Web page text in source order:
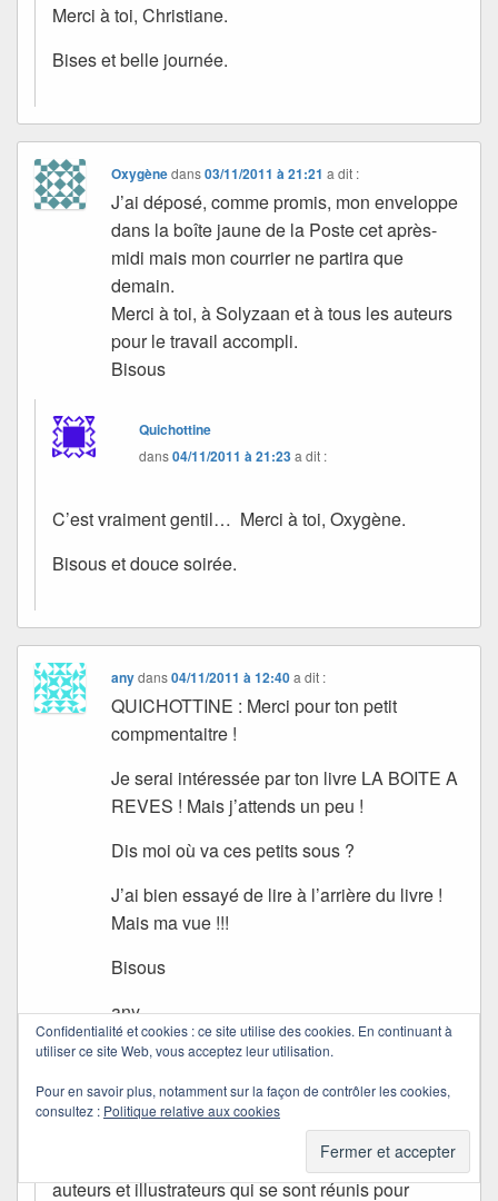
Merci à toi, Christiane.
Bises et belle journée.
Oxygènedans03/11/2011 à 21:21 a dit :
J’ai déposé, comme promis, mon enveloppe
dans la boîte jaune de la Poste cet après-
midi mais mon courrier ne partira que
demain.
Merci à toi, à Solyzaan et à tous les auteurs
pour le travail accompli.
Bisous
Quichottine
dans04/11/2011 à 21:23a dit :
C’est vraiment gentil… Merci à toi, Oxygène.
Bisous et douce soirée.
anydans04/11/2011 à 12:40 a dit :
QUICHOTTINE : Merci pour ton petit
compmentaitre !
Je serai intéressée par ton livre LA BOITE A
REVES ! Mais j’attends un peu !
Dis moi où va ces petits sous ?
J’ai bien essayé de lire à l’arrière du livre !
Mais ma vue !!!
Bisous
any
dans04/11/2011 à 21:27 a dit :
Ce livre n’est pas le mien mais celui de 68
auteurs et illustrateurs qui se sont réunis pour
Confidentialité et cookies : ce site utilise des cookies. En continuant à
utiliser ce site Web, vous acceptez leur utilisation.
Pour en savoir plus, notamment sur la façon de contrôler les cookies,
consultez : Politique relative aux cookies